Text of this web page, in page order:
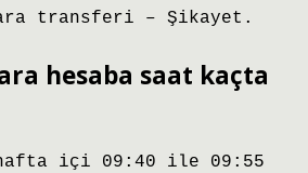
transferi – Şikayet.
hesaba saat kaçta
hafta içi 09:40 ile 09:55